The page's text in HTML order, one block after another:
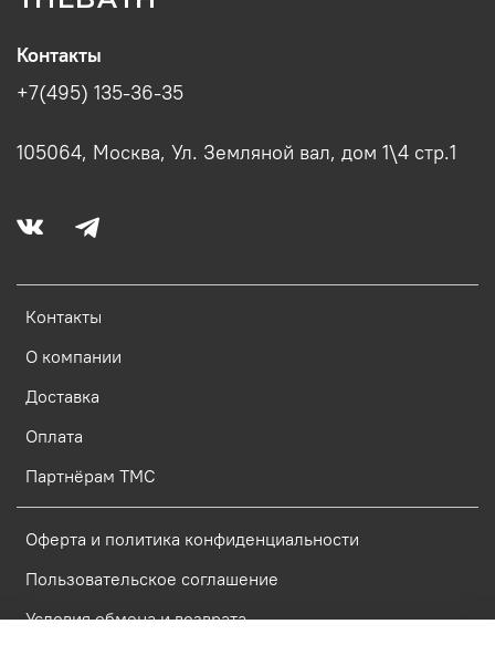
Контакты
О компании
Доставка
Оплата
Партнёрам ТМС
Оферта и политика конфиденциальности
Пользовательское соглашение
Условия обмена и возврата
Контакты
+7(495) 135-36-35
105064, Москва, Ул. Земляной вал, дом 1\4 стр.1